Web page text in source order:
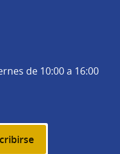
de 10:00 a 16:00